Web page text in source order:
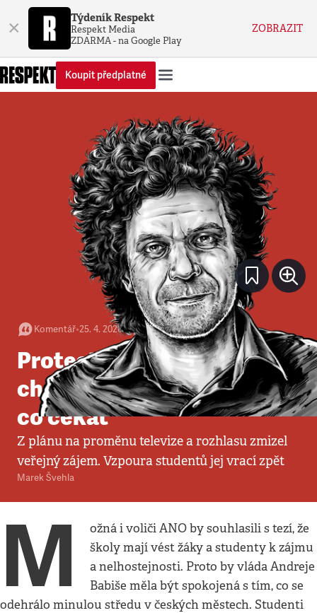
× Týdeník Respekt
Respekt Media
ZDARMA - na Google Play
ZOBRAZIT
Koupit předplatné
Komentář•25. 4. 2026•5minut
Protesty i stávka. Kdo se
chce zastat médií, není na
co čekat
Z plánu na proměnu televize a rozhlasu zmizel
veřejný zájem. Vzpoura studentů jej vrací zpět
Marek Švehla
M
ožná i voliči ANO by souhlasili s tezí, že
školy mají vést žáky a studenty k zájmu
a nelhostejnosti. Proto by vláda Andreje
Babiše měla být spokojená s tím, co se
odehrálo minulou středu v českých městech. Studenti